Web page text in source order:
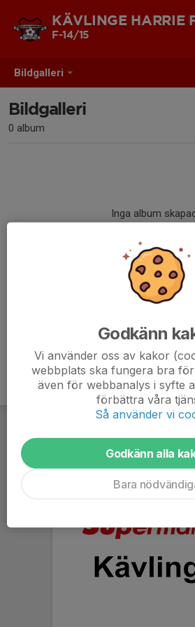
Bildgalleri
KÄVLINGE HARRIE
F-14/15
Bildgalleri
0 album
Inga album
Godkänn
Vi använder oss av kakor
webbplats ska fungera bra för
även för webbanalys i syfte
förbättra våra
Så använder vi
Godkänn alla
Bara